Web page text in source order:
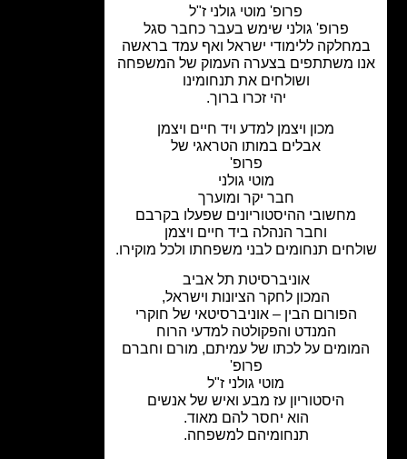
פרופ' מוטי גולני ז"ל
פרופ' גולני שימש בעבר כחבר סגל
ללימודי ישראל ואף עמד בראשה
משתתפים בצערה העמוק של המשפחה
ושולחים את תנחומינו
יהי זכרו ברוך.
מכון ויצמן למדע ויד חיים ויצמן
אבלים במותו הטראגי של
מוטי גולני
חבר יקר ומוערך
מחשובי ההיסטוריונים שפעלו בקרבם
וחבר הנהלה ביד חיים ויצמן
תנחומים לבני משפחתו ולכל מוקירו.
אוניברסיטת תל אביב
המכון לחקר הציונות וישראל,
הפורום הבין – אוניברסיטאי של חוקרי
המנדט והפקולטה למדעי הרוח
על לכתו של עמיתם, מורם וחברם
מוטי גולני ז"ל
היסטוריון עז מבע ואיש של אנשים
הוא יחסר להם מאוד.
תנחומיהם למשפחה.